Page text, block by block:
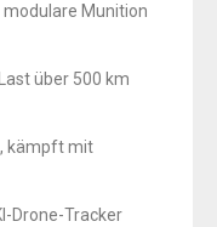
Munition
über 500 km
kämpft mit
Drone-Tracker